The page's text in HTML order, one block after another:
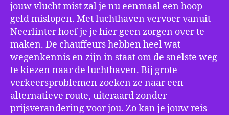
jouw vlucht mist zal je nu eenmaal een hoop
geld mislopen. Met luchthaven vervoer vanuit
Neerlinter hoef je je hier geen zorgen over te
maken. De chauffeurs hebben heel wat
wegenkennis en zijn in staat om de snelste weg
te kiezen naar de luchthaven. Bij grote
verkeersproblemen zoeken ze naar een
alternatieve route, uiteraard zonder
prijsverandering voor jou. Zo kan je jouw reis